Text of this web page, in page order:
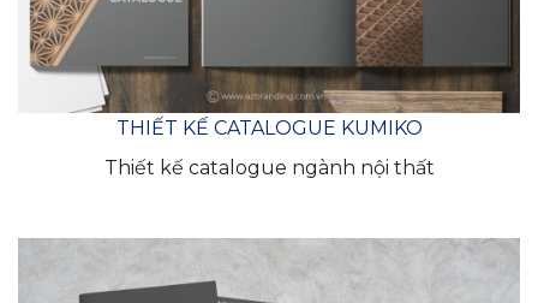
THIẾT KẾ CATALOGUE KUMIKO
Thiết kế catalogue ngành nội thất